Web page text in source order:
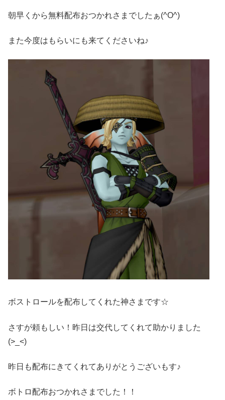
朝早くから無料配布おつかれさまでしたぁ(^O^)ゞ
また今度はもらいにも来てくださいね♪
ボストロールを配布してくれた神さまです☆
さすが頼もしい！昨日は交代してくれて助かりました
(>_<)
昨日も配布にきてくれてありがとうございもす♪
ボトロ配布おつかれさまでした！！